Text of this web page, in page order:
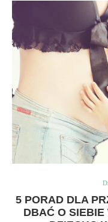
5 PORAD DLA
DBAĆ O SIEBIE